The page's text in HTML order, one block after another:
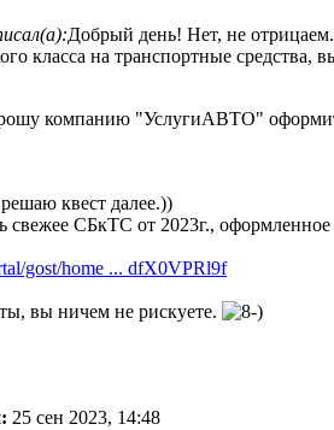
Добрый день! Нет, не
класса на транспортные средства,
компанию "УслугиАВТО"
квест далее.))
свежее СБкТС от 2023г.,
gost/home ... dfX0VPRl9f
вы ничем не рискуете.
25 сен 2023, 14:48